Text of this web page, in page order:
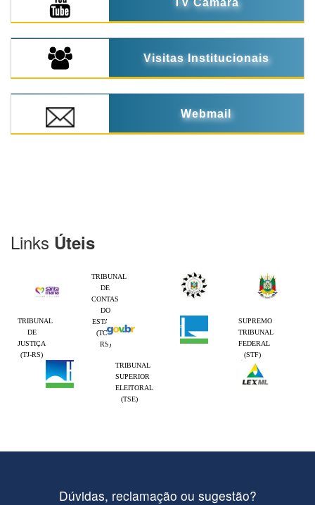
TV Câmara
Visitas Institucionais
Webmail
Links Úteis
TRIBUNAL
DE
CONTAS
DO
ESTADO
(TCE-
RS)
TRIBUNAL
DE
JUSTIÇA
(TJ-RS)
SUPREMO
TRIBUNAL
FEDERAL
(STF)
TRIBUNAL
SUPERIOR
ELEITORAL
(TSE)
Dúvidas, reclamação ou sugestão?